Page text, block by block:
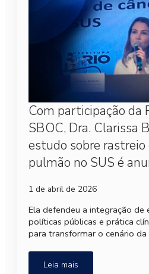
Com participação da
SBOC, Dra. Clarissa
estudo sobre rastreio
pulmão no SUS é
1 de abril de 2026
Ela defendeu a integração de
políticas públicas e prática
para transformar o cenário da
Leia mais